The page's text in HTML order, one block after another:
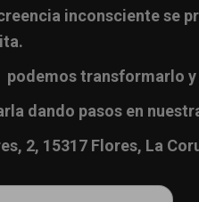
inconsciente se
transformarlo y
dando pasos en
2, 15317 Flores, La